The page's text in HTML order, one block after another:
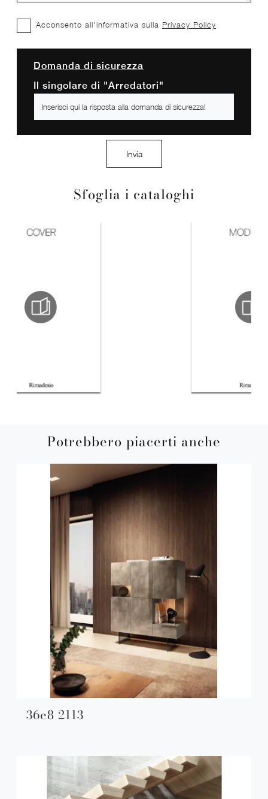
Sfoglia i cataloghi
Acconsento all'informativa sulla Privacy Policy
Domanda di sicurezza
Il singolare di "Arredatori"
Invia
Potrebbero piacerti anche
36e8 2113